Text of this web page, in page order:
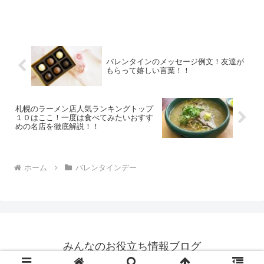
バレンタインのメッセージ例文！友達が
もらって嬉しい言葉！！
札幌のラーメン店人気ランキングトップ
１０はここ！一度は食べてみたいおすす
めの名店を徹底解説！！
ホーム バレンタインデー
みんなのお役立ち情報ブログ